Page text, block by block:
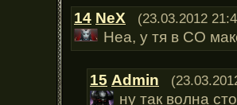
14 NeX (23.03.2012
Неа, у тя в СО
15 Admin
ну так волна